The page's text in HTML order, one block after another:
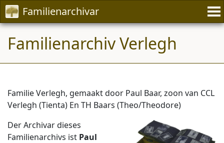
Familienarchivar
Familienarchiv Verlegh
Familie Verlegh, gemaakt door Paul Baar, zoon van CCL
Verlegh (Tienta) En TH Baars (Theo/Theodore)
Der Archivar dieses
Familienarchivs ist Paul